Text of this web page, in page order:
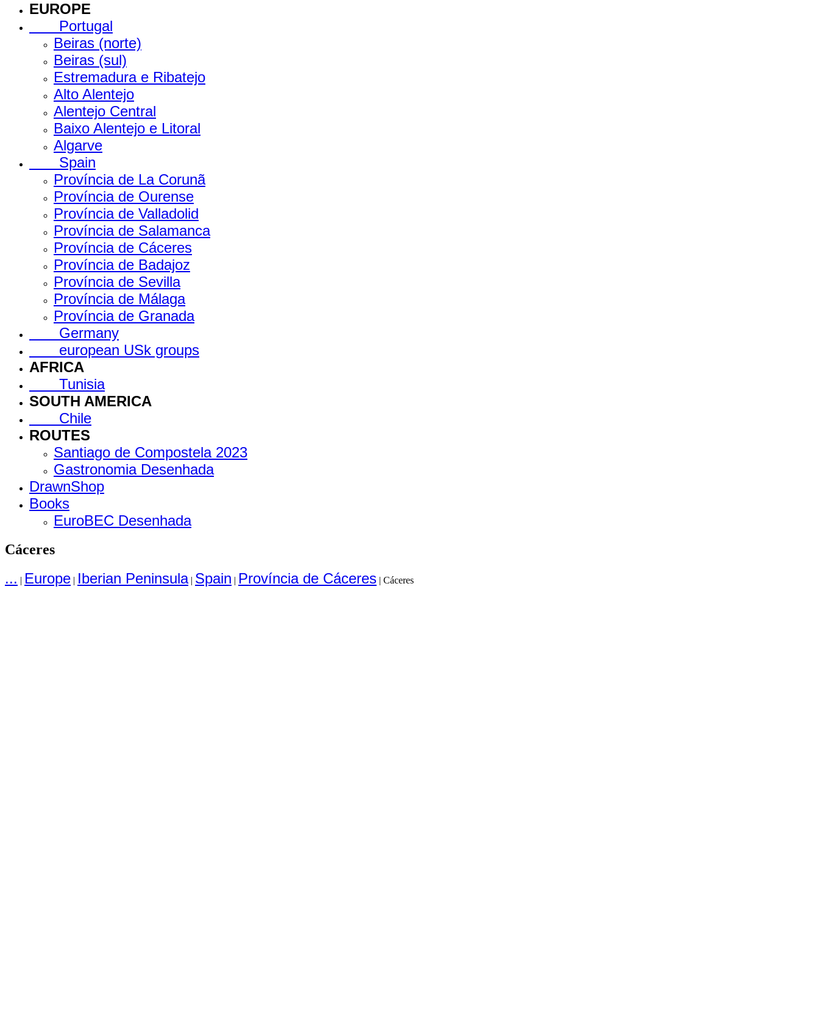
EUROPE
Portugal
Beiras (norte)
Beiras (sul)
Estremadura e Ribatejo
Alto Alentejo
Alentejo Central
Baixo Alentejo e Litoral
Algarve
Spain
Província de La Corunã
Província de Ourense
Província de Valladolid
Província de Salamanca
Província de Cáceres
Província de Badajoz
Província de Sevilla
Província de Málaga
Província de Granada
Germany
european USk groups
AFRICA
Tunisia
SOUTH AMERICA
Chile
ROUTES
Santiago de Compostela 2023
Gastronomia Desenhada
DrawnShop
Books
EuroBEC Desenhada
Cáceres
... | Europe | Iberian Peninsula| Spain | Província de Cáceres | Cáceres